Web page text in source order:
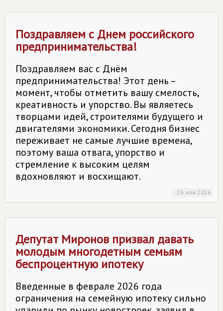
Поздравляем с Днем российского
предпринимательства!
Поздравляем вас с Днём
предпринимательства! Этот день –
момент, чтобы отметить вашу смелость,
креативность и упорство. Вы являетесь
творцами идей, строителями будущего и
двигателями экономики. Сегодня бизнес
переживает не самые лучшие времена,
поэтому ваша отвага, упорство и
стремление к высоким целям
вдохновляют и восхищают.
26 мая 2026
Депутат Миронов призвал давать
молодым многодетным семьям
беспроцентную ипотеку
Введенные в феврале 2026 года
ограничения на семейную ипотеку сильно